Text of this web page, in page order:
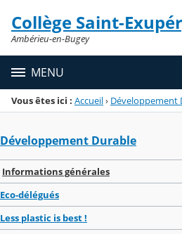
Menu de la rubrique
Contenu
Collège Saint-
Ambérieu-en-Bugey
MENU
Vous êtes ici : Accueil› Développement
Développement Durable
Informations générales
Eco-délégués
Less plastic is best !